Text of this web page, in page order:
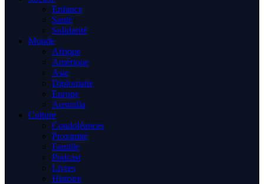
Enfance
Santé
Solidarité
Monde
Afrique
Amérique
Asie
Diplomatie
Europe
Australia
Culture
Condoléances
Proximité
Famille
Podcast
Livres
Histoire